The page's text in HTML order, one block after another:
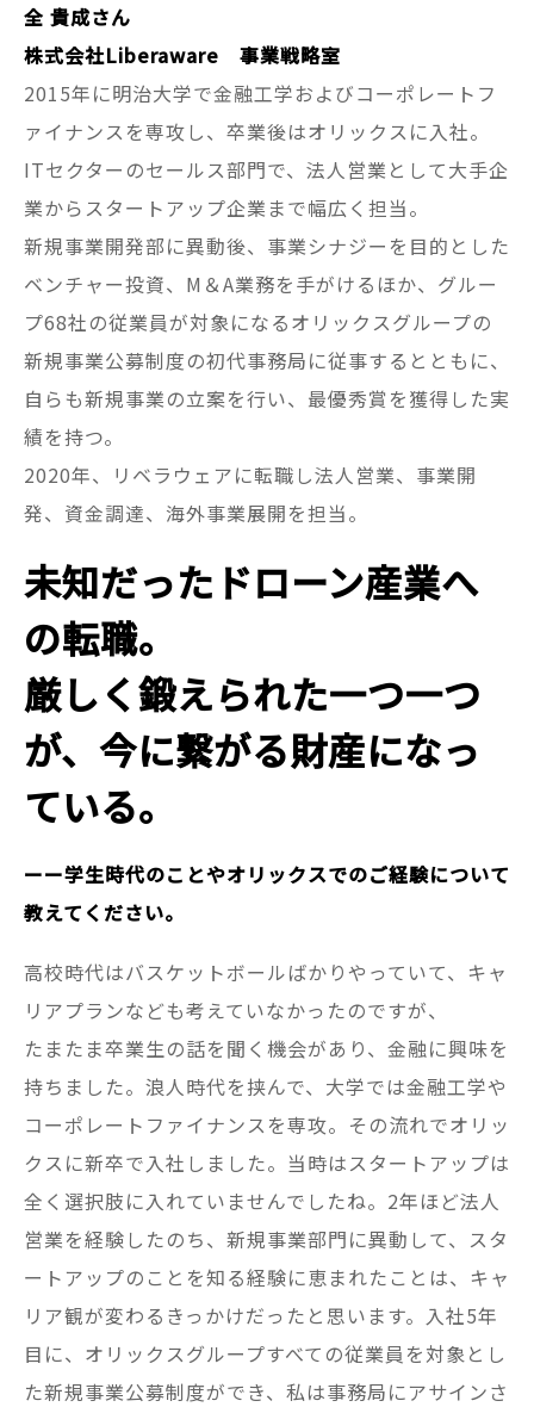
全 貴成さん
株式会社Liberaware 事業戦略室
2015年に明治大学で金融工学およびコーポレートフ
ァイナンスを専攻し、卒業後はオリックスに入社。
ITセクターのセールス部門で、法人営業として大手企
業からスタートアップ企業まで幅広く担当。
新規事業開発部に異動後、事業シナジーを目的とした
ベンチャー投資、M＆A業務を手がけるほか、グルー
プ68社の従業員が対象になるオリックスグループの
新規事業公募制度の初代事務局に従事するとともに、
自らも新規事業の立案を行い、最優秀賞を獲得した実
績を持つ。
2020年、リベラウェアに転職し法人営業、事業開
発、資金調達、海外事業展開を担当。
未知だったドローン産業へ
の転職。
厳しく鍛えられた一つ一つ
が、今に繋がる財産になっ
ている。
ーー学生時代のことやオリックスでのご経験について
教えてください。
高校時代はバスケットボールばかりやっていて、キャ
リアプランなども考えていなかったのですが、
たまたま卒業生の話を聞く機会があり、金融に興味を
持ちました。浪人時代を挟んで、大学では金融工学や
コーポレートファイナンスを専攻。その流れでオリッ
クスに新卒で入社しました。当時はスタートアップは
全く選択肢に入れていませんでしたね。2年ほど法人
営業を経験したのち、新規事業部門に異動して、スタ
ートアップのことを知る経験に恵まれたことは、キャ
リア観が変わるきっかけだったと思います。入社5年
目に、オリックスグループすべての従業員を対象とし
た新規事業公募制度ができ、私は事務局にアサインさ